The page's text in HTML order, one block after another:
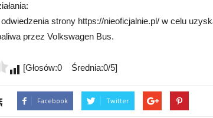
strony https://nieoficjalnie.pl/ w celu
przez Volkswagen Bus.
[Głosów:0 Średnia:0/5]
Facebook Twitter